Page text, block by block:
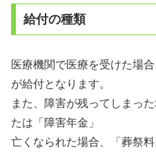
給付の種類
医療機関で医療を受けた場
が給付となります。
また、障害が残ってしまっ
たは「障害年金」
亡くなられた場合、「葬祭